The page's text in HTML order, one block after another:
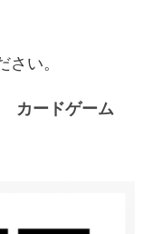
い。
カードゲーム